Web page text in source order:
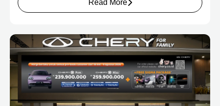
pengalaman menyeluruh bagi keluarga Indonesia melalui
program apresiasi untuk konsumen.
Read More